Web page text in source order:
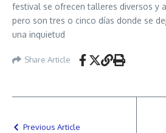
festival se ofrecen talleres diversos y
pero son tres o cinco días donde se
una inquietud
Share Article
Previous Article